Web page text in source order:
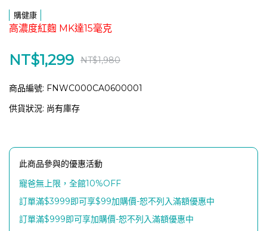
購健康
高濃度紅麴 MK達15毫克
NT$1,299 NT$1,980
商品編號: FNWC000CA0600001
供貨狀況: 尚有庫存
此商品參與的優惠活動
寵爸無上限，全館10%OFF
訂單滿$3999即可享$99加購價-恕不列入滿額優惠中
訂單滿$999即可享加購價-恕不列入滿額優惠中